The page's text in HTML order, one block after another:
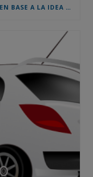
¿POR QUÉ CONSTRUYO MI VIDA EN BASE A LA IDEA QUE LOS DEMÁS TIENEN SOBRE MÍ? TESTIMONIO REAL